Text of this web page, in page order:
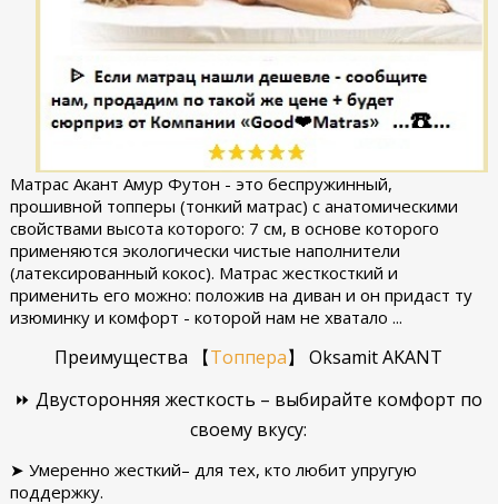
Матрас Акант Амур Футон - это беспружинный,
прошивной топперы (тонкий матрас) с анатомическими
свойствами высота которого: 7 см, в основе которого
применяются экологически чистые наполнители
(латексированный кокос). Матрас жесткосткий и
применить его можно: положив на диван и он придаст ту
изюминку и комфорт - которой нам не хватало ...
Преимущества 【Топпера】
Oksamit AKANT
⏩ Двусторонняя жесткость – выбирайте комфорт по
своему вкусу:
➤ Умеренно жесткий– для тех, кто любит упругую
поддержку.